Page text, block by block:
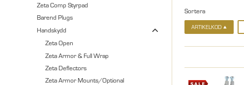
Zeta Comp Styrpad
Barend Plugs
Handskydd
Zeta Open
Zeta Armor & Full Wrap
Zeta Deflectors
Zeta Armor Mounts/Optional
Sortera
ARTIKELKOD